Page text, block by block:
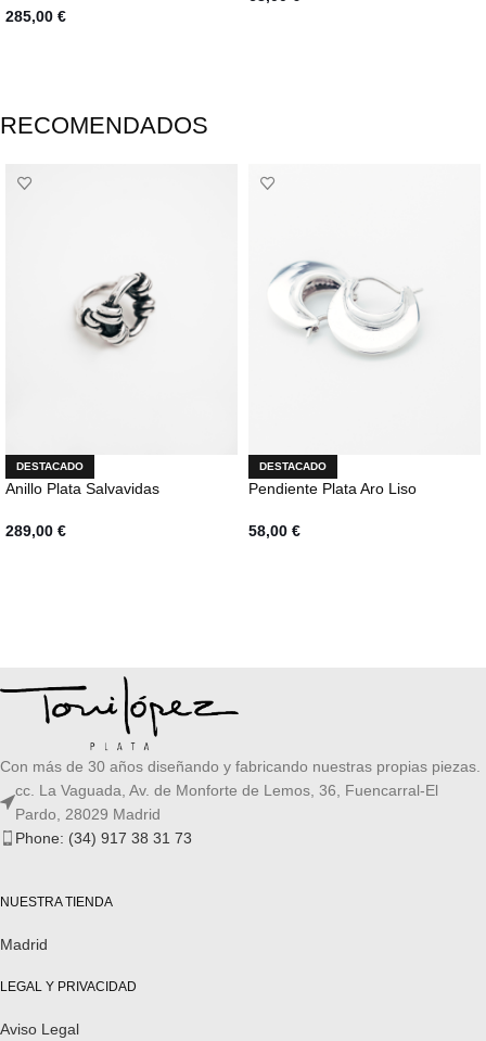
285,00 €
RECOMENDADOS
DESTACADO
Anillo Plata Salvavidas
289,00 €
DESTACADO
Pendiente Plata Aro Liso
58,00 €
Con más de 30 años diseñando y fabricando nuestras propias piezas.
cc. La Vaguada, Av. de Monforte de Lemos, 36, Fuencarral-El
Pardo, 28029 Madrid
Phone: (34) 917 38 31 73
NUESTRA TIENDA
Madrid
LEGAL Y PRIVACIDAD
Aviso Legal